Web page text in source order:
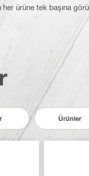
ürüne tek başına
Ürünler